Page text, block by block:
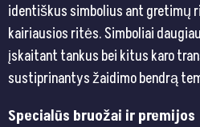
identiškus simbolius ant gretimų
kairiausios ritės. Simboliai
įskaitant tankus bei kitus karo
sustiprinantys žaidimo bendrą
Specialūs bruožai ir premijos